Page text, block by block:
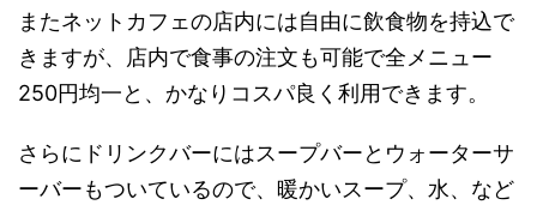
またネットカフェの店内には自由に飲食物を持込で
きますが、店内で食事の注文も可能で全メニュー
250円均一と、かなりコスパ良く利用できます。
さらにドリンクバーにはスープバーとウォーターサ
ーバーもついているので、暖かいスープ、水、など